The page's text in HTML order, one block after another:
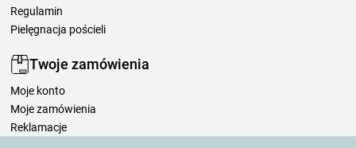
Regulamin
Pielęgnacja pościeli
Twoje zamówienia
Moje konto
Moje zamówienia
Reklamacje